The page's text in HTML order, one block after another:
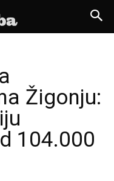
Žigonju:
104.000